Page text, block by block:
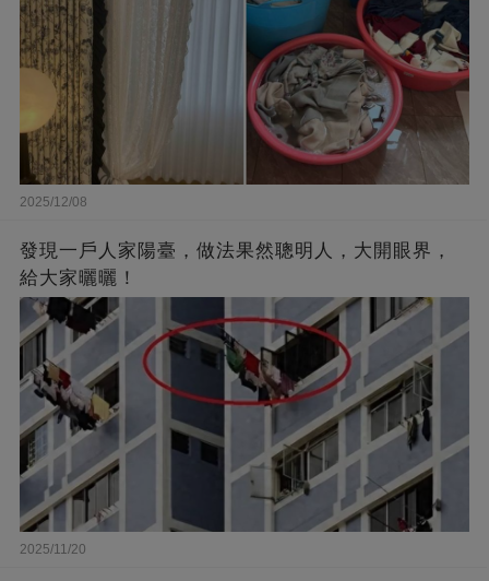
2025/12/08
發現一戶人家陽臺，做法果然聰明人，大開眼界，
給大家曬曬！
2025/11/20